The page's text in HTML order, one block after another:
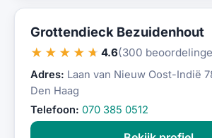
Grottendieck Bezuidenhout
★★★★★ 4.6(300
Adres: Laan van Nieuw Oost-Indië
Den Haag
Telefoon: 070 385 0512